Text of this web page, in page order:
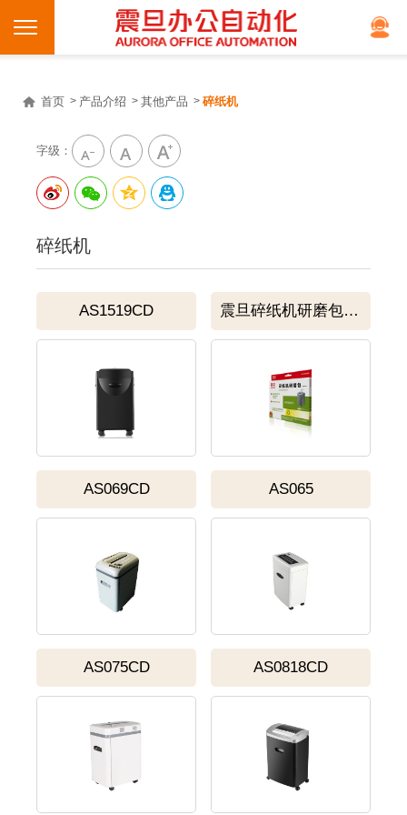
首页 产品介绍 其他产品 碎纸机
字级：
碎纸机
AS1519CD 震旦碎纸机研磨包 SP1000
AS069CD AS065
AS075CD AS0818CD